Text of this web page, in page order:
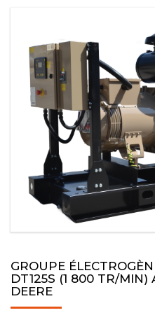
GROUPE
DT125S (1 800 TR/MIN)
DEERE